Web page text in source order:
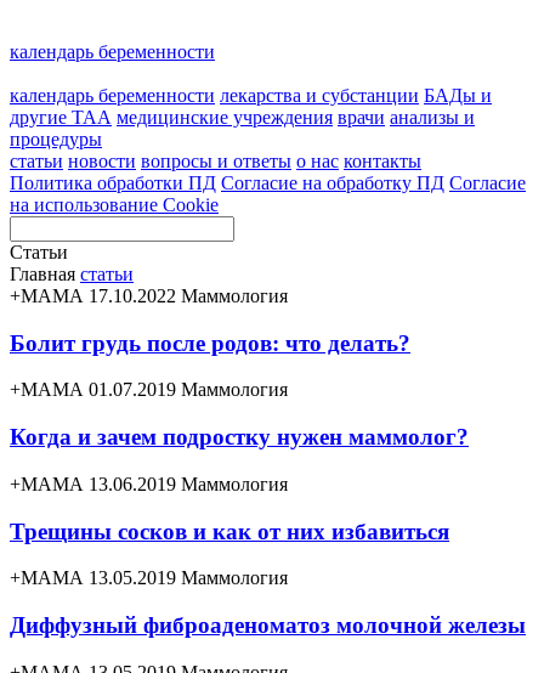
календарь беременности
календарь беременности лекарства и субстанции БАДы и
другие ТАА медицинские учреждения врачи анализы и
процедуры
статьи новости вопросы и ответы о нас контакты
Политика обработки ПД Согласие на обработку ПД Согласие
на использование Cookie
Статьи
Главная статьи
+МАМА 17.10.2022 Маммология
Болит грудь после родов: что делать?
+МАМА 01.07.2019 Маммология
Когда и зачем подростку нужен маммолог?
+МАМА 13.06.2019 Маммология
Трещины сосков и как от них избавиться
+МАМА 13.05.2019 Маммология
Диффузный фиброаденоматоз молочной железы